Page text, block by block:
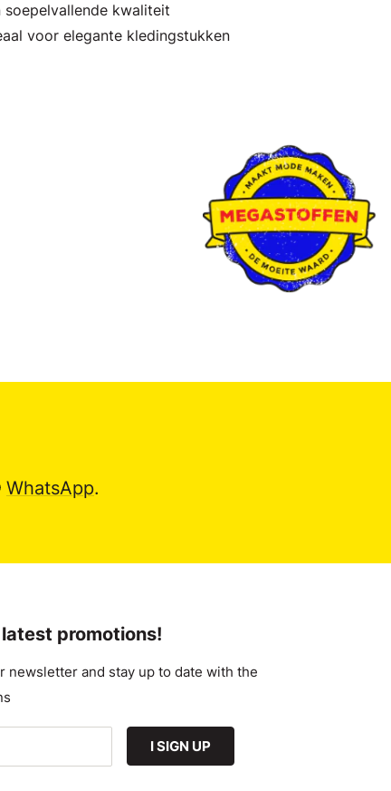
soepelvallende kwaliteit
voor elegante kledingstukken
WhatsApp.
promotions!
newsletter and stay up to date with the
I SIGN UP